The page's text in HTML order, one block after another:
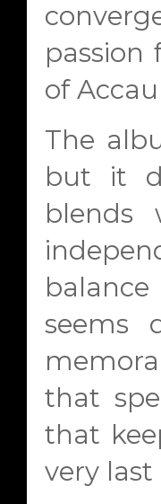
passion
of
The
but it
blends
seems
that
that
very last